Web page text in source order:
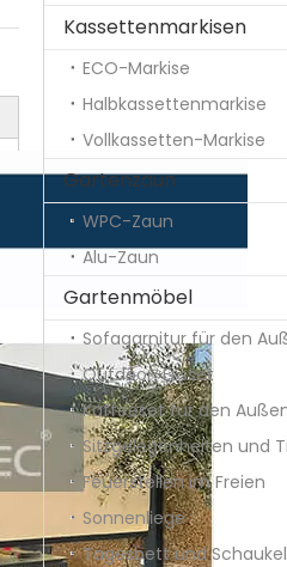
Kassettenmarkisen
ECO-Markise
Halbkassettenmarkise
Vollkassetten-Markise
Gartenzaun
WPC-Zaun
Alu-Zaun
Gartenmöbel
Outdoor-Essset
Feuerstellen im Freien
Sonnenliege
Tagesbett und Schaukel